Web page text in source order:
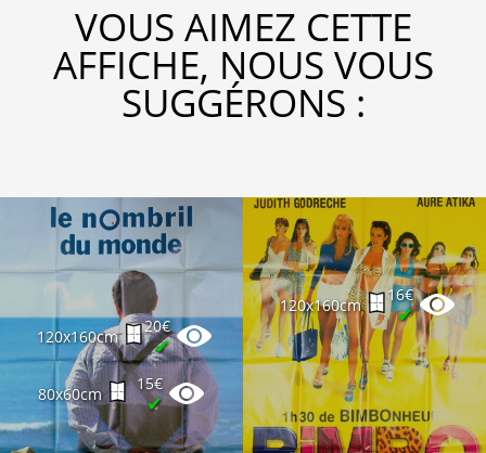
VOUS AIMEZ CETTE
AFFICHE, NOUS VOUS
SUGGÉRONS :
120x160cm
20€
✔
80x60cm
15€
✔
120x160cm
16€
✔